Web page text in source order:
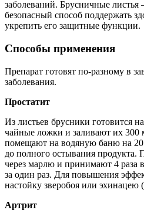
заболеваний. Брусничные листья
безопасный способ поддержать
укрепить его защитные функции.
Способы применения
Препарат готовят по-разному в
заболевания.
Простатит
Из листьев брусники готовится
чайные ложки и заливают их 300
помещают на водяную баню на 20
до полного остывания продукта.
через марлю и принимают 4 раза
за один раз. Для повышения
настойку зверобоя или эхинацею
Артрит